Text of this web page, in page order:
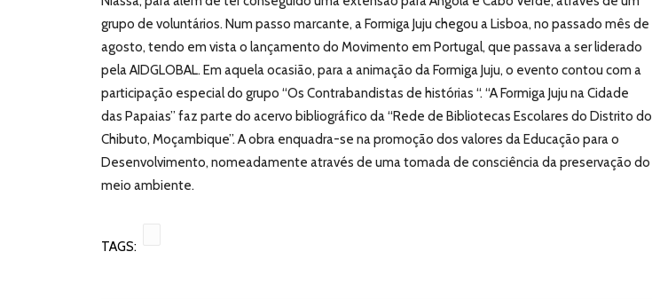
grupo de voluntários. Num passo marcante, a Formiga Juju chegou a Lisboa, no passado mês de
agosto, tendo em vista o lançamento do Movimento em Portugal, que passava a ser liderado
pela AIDGLOBAL. Em aquela ocasião, para a animação da Formiga Juju, o evento contou com a
participação especial do grupo “Os Contrabandistas de histórias “. “A Formiga Juju na Cidade
das Papaias” faz parte do acervo bibliográfico da “Rede de Bibliotecas Escolares do Distrito do
Chibuto, Moçambique”. A obra enquadra-se na promoção dos valores da Educação para o
Desenvolvimento, nomeadamente através de uma tomada de consciência da preservação do
meio ambiente.
TAGS: